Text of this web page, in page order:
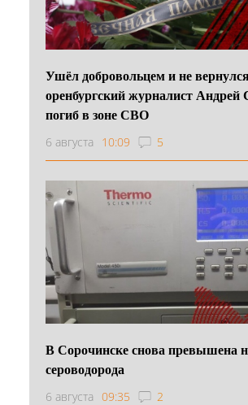
Ушёл добровольцем и не
оренбургский журналист Андрей
погиб в зоне СВО
6 августа 10:09 5
В Сорочинске снова превышена
сероводорода
6 августа 09:35 2